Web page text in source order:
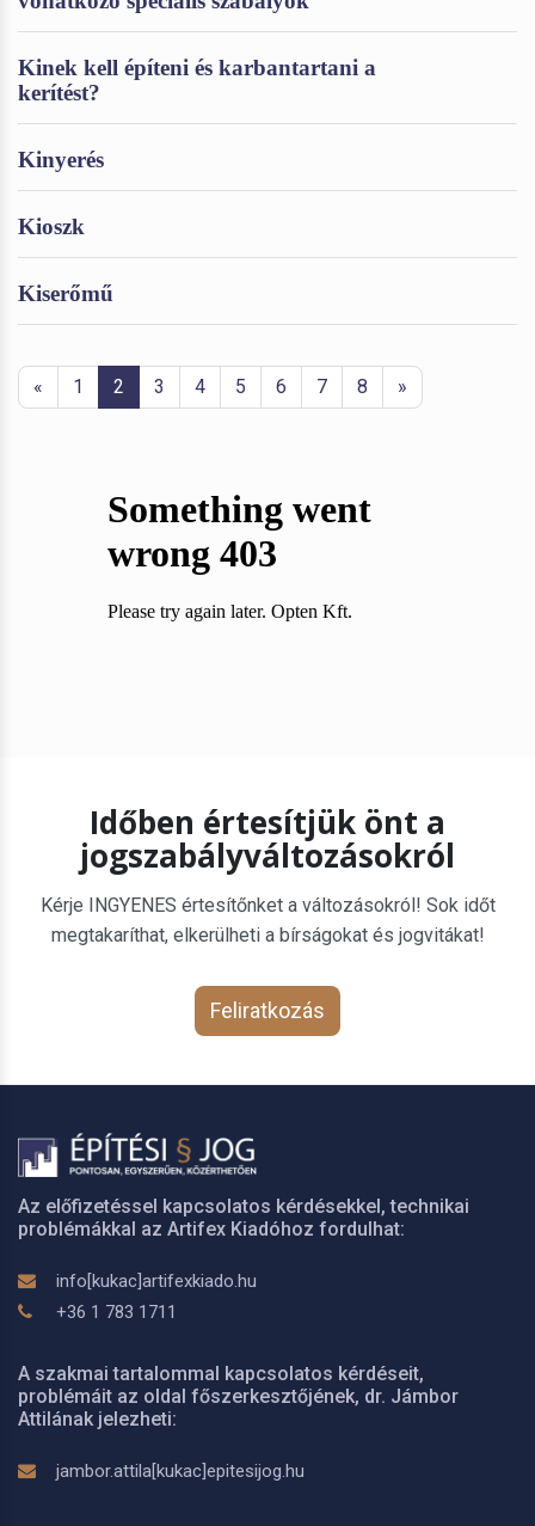
Kinek kell építeni és karbantartani a
kerítést?
Kinyerés
Kioszk
Kiserőmű
« 1 2 3 4 5 6 7 8 »
Időben értesítjük önt a
jogszabályváltozásokról
Kérje INGYENES értesítőnket a változásokról! Sok időt
megtakaríthat, elkerülheti a bírságokat és jogvitákat!
Feliratkozás
Az előfizetéssel kapcsolatos kérdésekkel, technikai
problémákkal az Artifex Kiadóhoz fordulhat:
info[kukac]artifexkiado.hu
+36 1 783 1711
A szakmai tartalommal kapcsolatos kérdéseit,
problémáit az oldal főszerkesztőjének, dr. Jámbor
Attilának jelezheti:
jambor.attila[kukac]epitesijog.hu